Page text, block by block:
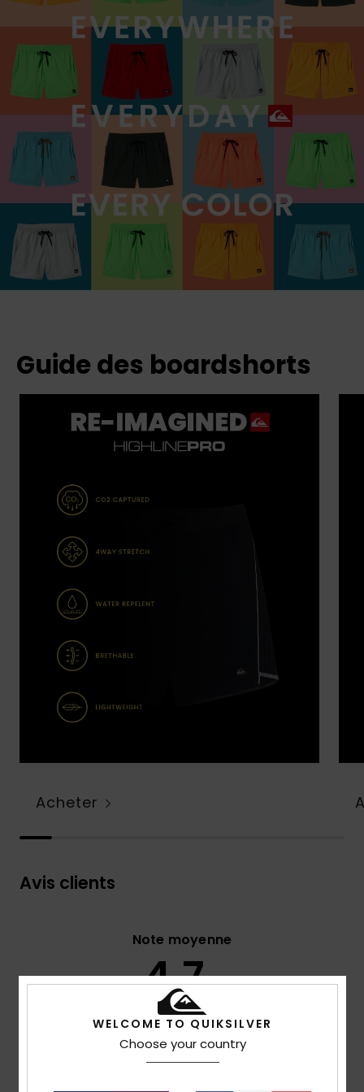
Guide des boardshorts
Acheter
Avis clients
Note moyenne
4.7/5
67 avis vérifiés
76% de nos clients recommandent ce produit
WELCOME TO QUIKSILVER
Choose your country